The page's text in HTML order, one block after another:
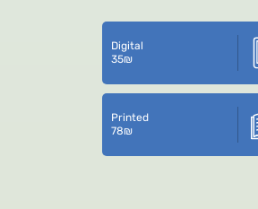
Digital
35₪
Printed
78₪